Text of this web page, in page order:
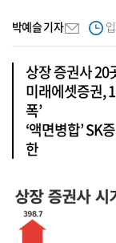
박예슬 기자
상장 증권사
미래에셋증권,
폭’
‘액면병합’ SK
한